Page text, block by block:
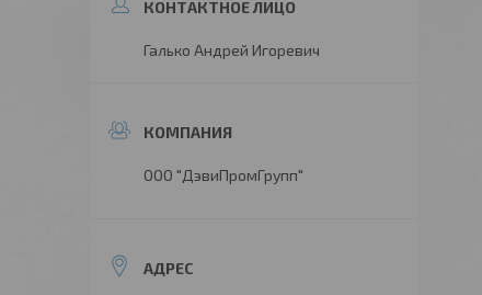
Галько Андрей Игоревич
ООО "ДэвиПромГрупп"